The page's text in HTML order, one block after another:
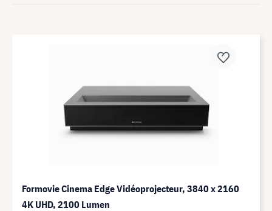
Formovie Cinema Edge Vidéoprojecteur, 3840 x 2160
4K UHD, 2100 Lumen